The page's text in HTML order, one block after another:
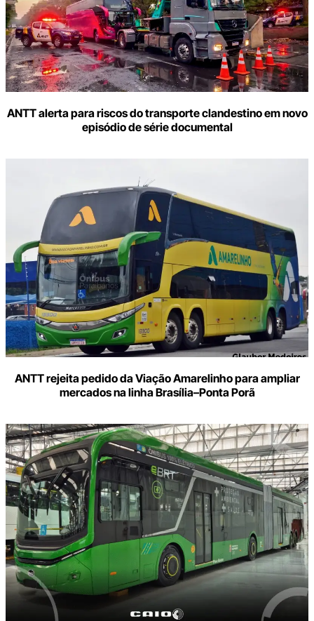
ANTT alerta para riscos do transporte clandestino em novo
episódio de série documental
ANTT rejeita pedido da Viação Amarelinho para ampliar
mercados na linha Brasília–Ponta Porã